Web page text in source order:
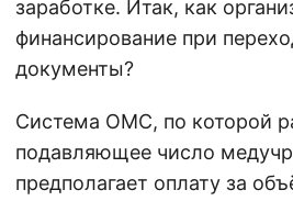
заработке. Итак, как
финансирование при
документы?
Система ОМС, по которой
подавляющее число
предполагает оплату за